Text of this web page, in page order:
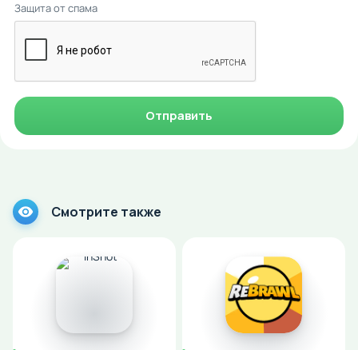
Защита от спама
Отправить
Смотрите также